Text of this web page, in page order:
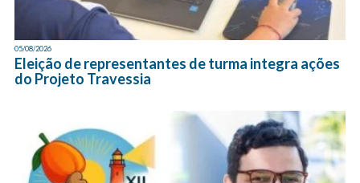
05/08/2026
Eleição de representantes de turma integra ações
do Projeto Travessia